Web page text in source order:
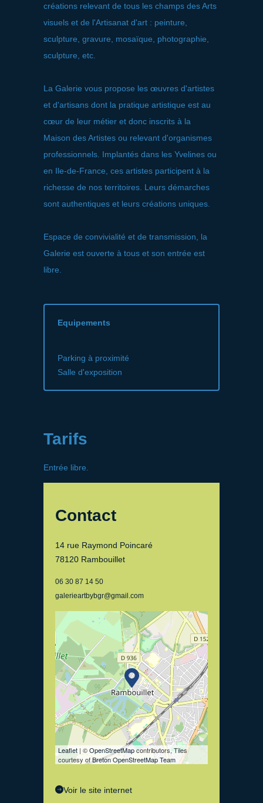
créations relevant de tous les champs des Arts
visuels et de l'Artisanat d'art : peinture,
sculpture, gravure, mosaïque, photographie,
sculpture, etc.
La Galerie vous propose les œuvres d'artistes
et d'artisans dont la pratique artistique est au
cœur de leur métier et donc inscrits à la
Maison des Artistes ou relevant d'organismes
professionnels. Implantés dans les Yvelines ou
en Ile-de-France, ces artistes participent à la
richesse de nos territoires. Leurs démarches
sont authentiques et leurs créations uniques.
Espace de convivialité et de transmission, la
Galerie est ouverte à tous et son entrée est
libre.
Equipements
Parking à proximité
Salle d'exposition
Tarifs
Entrée libre.
Contact
14 rue Raymond Poincaré
78120 Rambouillet
06 30 87 14 50
galerieartbybgr@gmail.com
Leaflet | ©OpenStreetMapcontributors, Tiles
courtesy ofBreton OpenStreetMap Team
Voir le site internet